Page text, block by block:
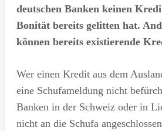
deutschen Banken keinen
Bonität bereits gelitten hat.
können bereits existierende
Wer einen Kredit aus dem
eine Schufameldung nicht
Banken in der Schweiz oder in
nicht an die Schufa